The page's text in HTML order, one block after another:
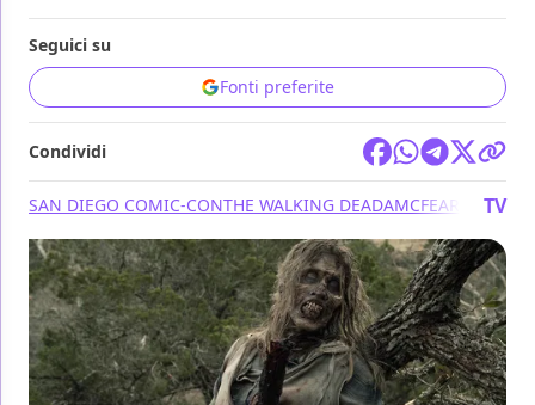
Seguici su
Fonti preferite
Condividi
SAN DIEGO COMIC-CONTHE WALKING DEADAMCFEAR THE
TV